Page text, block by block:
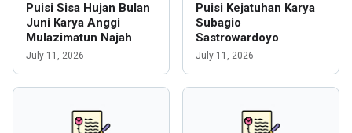
Puisi Sisa Hujan Bulan
Juni Karya Anggi
Mulazimatun Najah
July 11, 2026
Puisi Kejatuhan Karya
Subagio
Sastrowardoyo
July 11, 2026